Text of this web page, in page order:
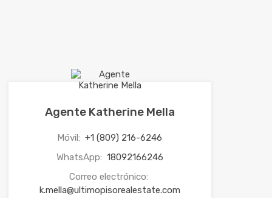
Agente Katherine Mella
Móvil: +1 (809) 216-6246
WhatsApp: 18092166246
Correo electrónico:
k.mella@ultimopisorealestate.com